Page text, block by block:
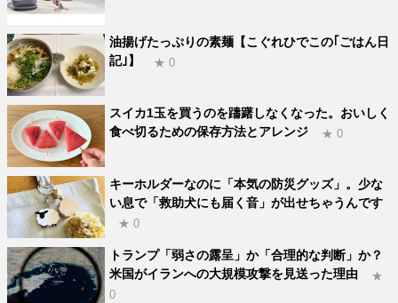
油揚げたっぷりの素麺【こぐれひでこの｢ごはん日
記｣】
★ 0
スイカ1玉を買うのを躊躇しなくなった。おいしく
食べ切るための保存方法とアレンジ
★ 0
キーホルダーなのに「本気の防災グッズ」。少な
い息で「救助犬にも届く音」が出せちゃうんです
★ 0
トランプ「弱さの露呈」か「合理的な判断」か？
米国がイランへの大規模攻撃を見送った理由
★
0